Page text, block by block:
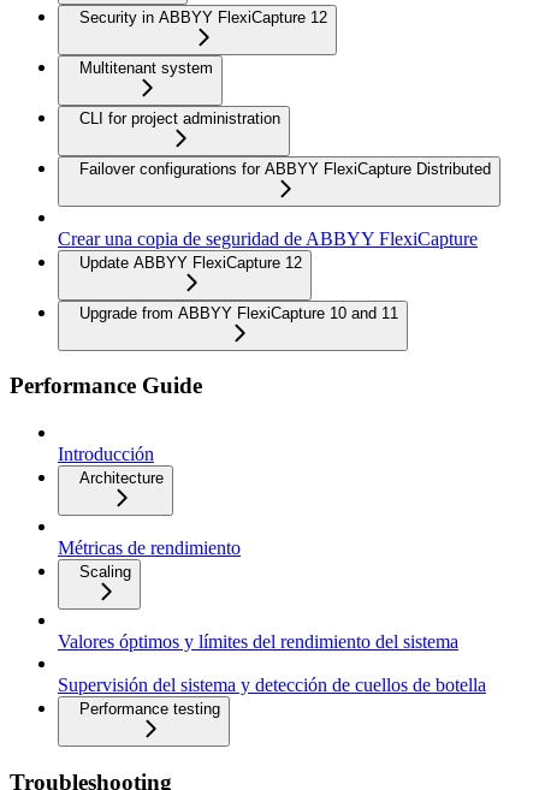
Security in ABBYY FlexiCapture 12
Multitenant system
CLI for project administration
Failover configurations for ABBYY FlexiCapture Distributed
Crear una copia de seguridad de ABBYY FlexiCapture
Update ABBYY FlexiCapture 12
Upgrade from ABBYY FlexiCapture 10 and 11
Performance Guide
Introducción
Architecture
Métricas de rendimiento
Scaling
Valores óptimos y límites del rendimiento del sistema
Supervisión del sistema y detección de cuellos de botella
Performance testing
Troubleshooting